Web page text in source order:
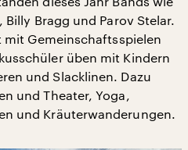
Billy Bragg und Parov Stelar.
Gemeinschaftsspielen
üben mit Kindern
und Slacklinen. Dazu
und Theater, Yoga,
und Kräuterwanderungen.